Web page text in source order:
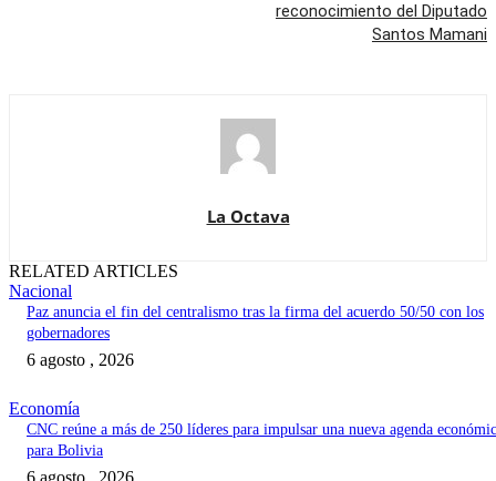
reconocimiento del Diputado
Santos Mamani
La Octava
RELATED ARTICLES
Nacional
Paz anuncia el fin del centralismo tras la firma del acuerdo 50/50 con los
gobernadores
6 agosto , 2026
Economía
CNC reúne a más de 250 líderes para impulsar una nueva agenda
para Bolivia
6 agosto , 2026